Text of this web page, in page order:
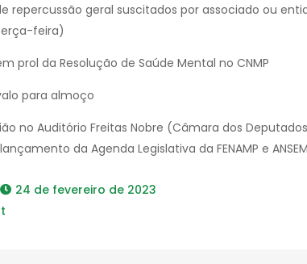
repercussão geral suscitados por associado ou
feira)
prol da Resolução de Saúde Mental no CNMP
para almoço
no Auditório Freitas Nobre (Câmara dos
da Agenda Legislativa da FENAMP e
24 de fevereiro de 2023